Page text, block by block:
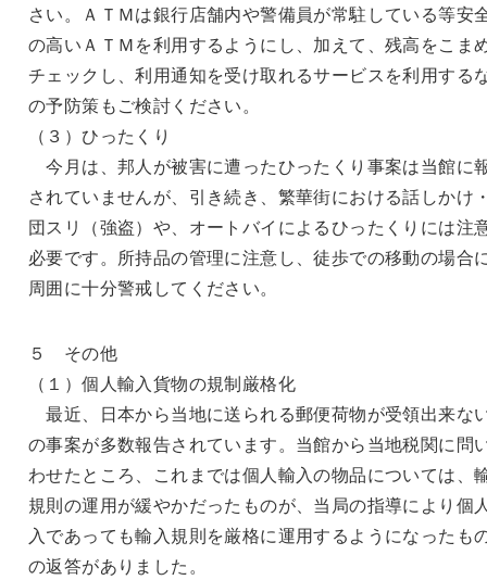
さい。ＡＴＭは銀行店舗内や警備員が常駐している等安
の高いＡＴＭを利用するようにし、加えて、残高をこま
チェックし、利用通知を受け取れるサービスを利用する
の予防策もご検討ください。
（３）ひったくり
今月は、邦人が被害に遭ったひったくり事案は当館に
されていませんが、引き続き、繁華街における話しかけ
団スリ（強盗）や、オートバイによるひったくりには注
必要です。所持品の管理に注意し、徒歩での移動の場合
周囲に十分警戒してください。
５ その他
（１）個人輸入貨物の規制厳格化
最近、日本から当地に送られる郵便荷物が受領出来な
の事案が多数報告されています。当館から当地税関に問
わせたところ、これまでは個人輸入の物品については、
規則の運用が緩やかだったものが、当局の指導により個
入であっても輸入規則を厳格に運用するようになったも
の返答がありました。